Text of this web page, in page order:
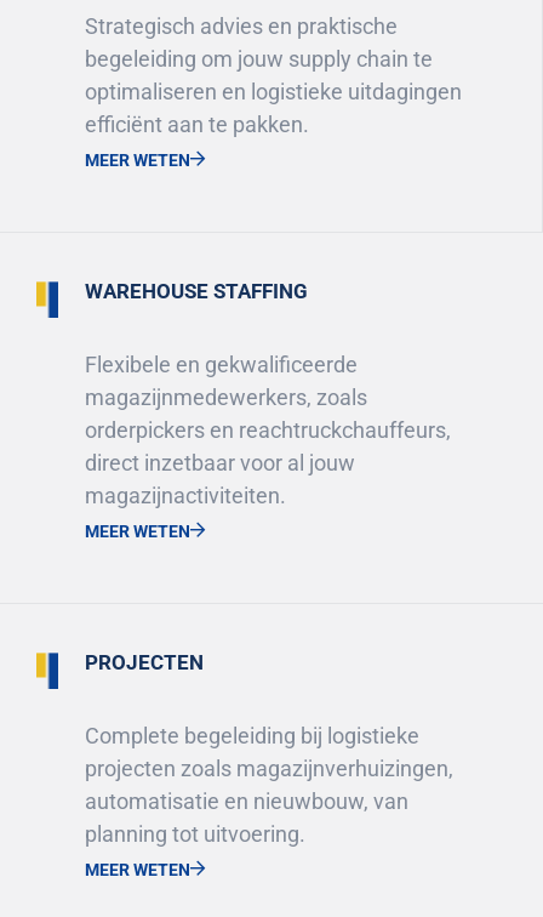
Strategisch advies en praktische
begeleiding om jouw supply chain te
optimaliseren en logistieke uitdagingen
efficiënt aan te pakken.
MEER WETEN
WAREHOUSE STAFFING
Flexibele en gekwalificeerde
magazijnmedewerkers, zoals
orderpickers en reachtruckchauffeurs,
direct inzetbaar voor al jouw
magazijnactiviteiten.
MEER WETEN
PROJECTEN
Complete begeleiding bij logistieke
projecten zoals magazijnverhuizingen,
automatisatie en nieuwbouw, van
planning tot uitvoering.
MEER WETEN